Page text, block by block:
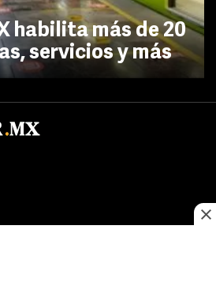
habilita más de 20
servicios y más